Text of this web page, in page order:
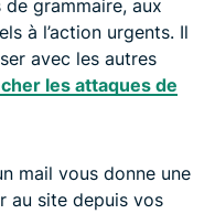
grammaire, aux
à l’action urgents. Il
avec les autres
les attaques de
mail vous donne une
au site depuis vos